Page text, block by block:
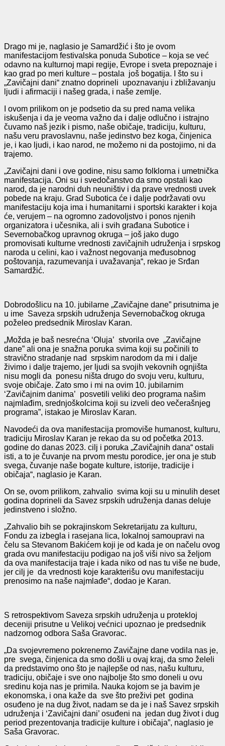
Drago mi je, naglasio je Samardžić i što je ovom
manifestacijom festivalska ponuda Subotice – koja se već
odavno na kulturnoj mapi regije, Evrope i sveta prepoznaje i
kao grad po meri kulture – postala još bogatija. I što su i
„Zavičajni dani“ znatno doprineli upoznavanju i zbližavanju
ljudi i afirmaciji i našeg grada, i naše zemlje.
I ovom prilikom on je podsetio da su pred nama velika
iskušenja i da je veoma važno da i dalje odlučno i istrajno
čuvamo naš jezik i pismo, naše običaje, tradiciju, kulturu,
našu veru pravoslavnu, naše jedinstvo bez koga, činjenica
je, i kao ljudi, i kao narod, ne možemo ni da postojimo, ni da
trajemo.
„Zavičajni dani i ove godine, nisu samo folklorna i umetnička
manifestacija. Oni su i svedočanstvo da smo opstali kao
narod, da je narodni duh neuništiv i da prave vrednosti uvek
pobede na kraju. Grad Subotica će i dalje podržavati ovu
manifestaciju koja ima i humanitarni i sportski karakter i koja
će, verujem – na ogromno zadovoljstvo i ponos njenih
organizatora i učesnika, ali i svih građana Subotice i
Severnobačkog upravnog okruga – još jako dugo
promovisati kulturne vrednosti zavičajnih udruženja i srpskog
naroda u celini, kao i važnost negovanja međusobnog
poštovanja, razumevanja i uvažavanja“, rekao je Srđan
Samardžić.
Dobrodošlicu na 10. jubilarne „Zavičajne dane” prisutnima je
u ime Saveza srpskih udruženja Severnobačkog okruga
poželeo predsednik Miroslav Karan.
„Možda je baš nesrećna ‘Oluja’ stvorila ove „Zavičajne
dane” ali ona je snažna poruka svima koji su počinili to
stravično stradanje nad srpskim narodom da mi i dalje
živimo i dalje trajemo, jer ljudi sa svojih vekovnih ognjišta
nisu mogli da ponesu ništa drugo do svoju veru, kulturu,
svoje običaje. Zato smo i mi na ovim 10. jubilarnim
‘Zavičajnim danima’ posvetili veliki deo programa našim
najmlađim, srednjoškolcima koji su izveli deo večerašnjeg
programa”, istakao je Miroslav Karan.
Navodeći da ova manifestacija promoviše humanost, kulturu,
tradiciju Miroslav Karan je rekao da su od početka 2013.
godine do danas 2023. cilj i poruka „Zavičajnih dana“ ostali
isti, a to je čuvanje na prvom mestu porodice, jer ona je stub
svega, čuvanje naše bogate kulture, istorije, tradicije i
običaja“, naglasio je Karan.
On se, ovom prilikom, zahvalio svima koji su u minulih deset
godina doprineli da Savez srpskih udruženja danas deluje
jedinstveno i složno.
„Zahvalio bih se pokrajinskom Sekretarijatu za kulturu,
Fondu za izbegla i rasejana lica, lokalnoj samoupravi na
čelu sa Stevanom Bakićem koji je od kada je on načelu ovog
grada ovu manifestaciju podigao na još viši nivo sa željom
da ova manifestacija traje i kada niko od nas tu više ne bude,
jer cilj je da vrednosti koje karakterišu ovu manifestaciju
prenosimo na naše najmlađe“, dodao je Karan.
S retrospektivom Saveza srpskih udruženja u protekloj
deceniji prisutne u Velikoj većnici upoznao je predsednik
nadzornog odbora Saša Gravorac.
„Da svojevremeno pokrenemo Zavičajne dane vodila nas je,
pre svega, činjenica da smo došli u ovaj kraj, da smo želeli
da predstavimo ono što je najlepše od nas, našu kulturu,
tradiciju, običaje i sve ono najbolje što smo doneli u ovu
sredinu koja nas je primila. Nauka kojom se ja bavim je
ekonomska, i ona kaže da sve što preživi pet godina
osuđeno je na dug život, nadam se da je i naš Savez srpskih
udruženja i ‘Zavičajni dani’ osuđeni na jedan dug život i dug
period prezentovanja tradicije kulture i običaja”, naglasio je
Saša Gravorac.